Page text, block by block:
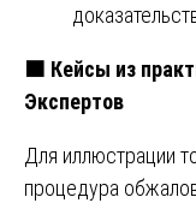
🟧 Кейсы из
Экспертов
Для иллюстрации
процедура